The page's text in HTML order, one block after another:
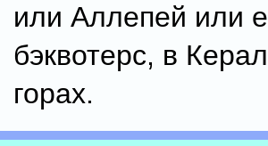
или Аллепей или
бэквотерс, в
горах.